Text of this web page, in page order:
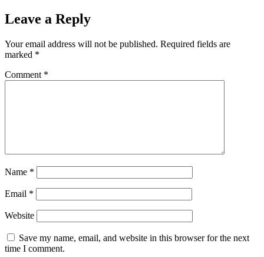
Leave a Reply
Your email address will not be published. Required fields are
marked *
Comment *
Name *
Email *
Website
Save my name, email, and website in this browser for the next
time I comment.